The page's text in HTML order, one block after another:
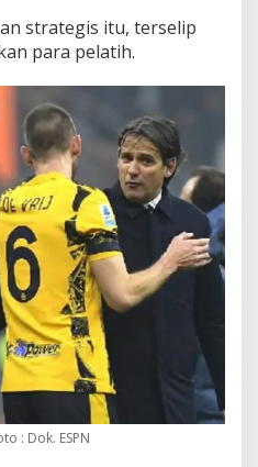
strategis itu, terselip
para pelatih.
: Dok. ESPN